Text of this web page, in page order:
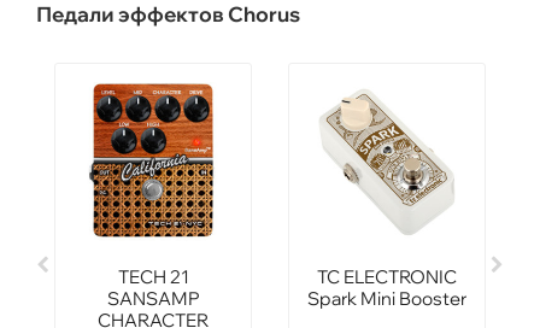
Педали эффектов Chorus
TECH 21
SANSAMP
CHARACTER
TC ELECTRONIC
Spark Mini Booster